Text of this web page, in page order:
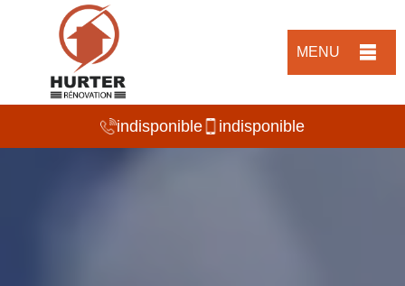
MENU
indisponible indisponible